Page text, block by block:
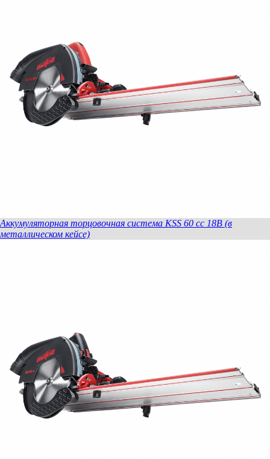
Аккумуляторная торцовочная система KSS 60 cc 18В (в
металлическом кейсе)